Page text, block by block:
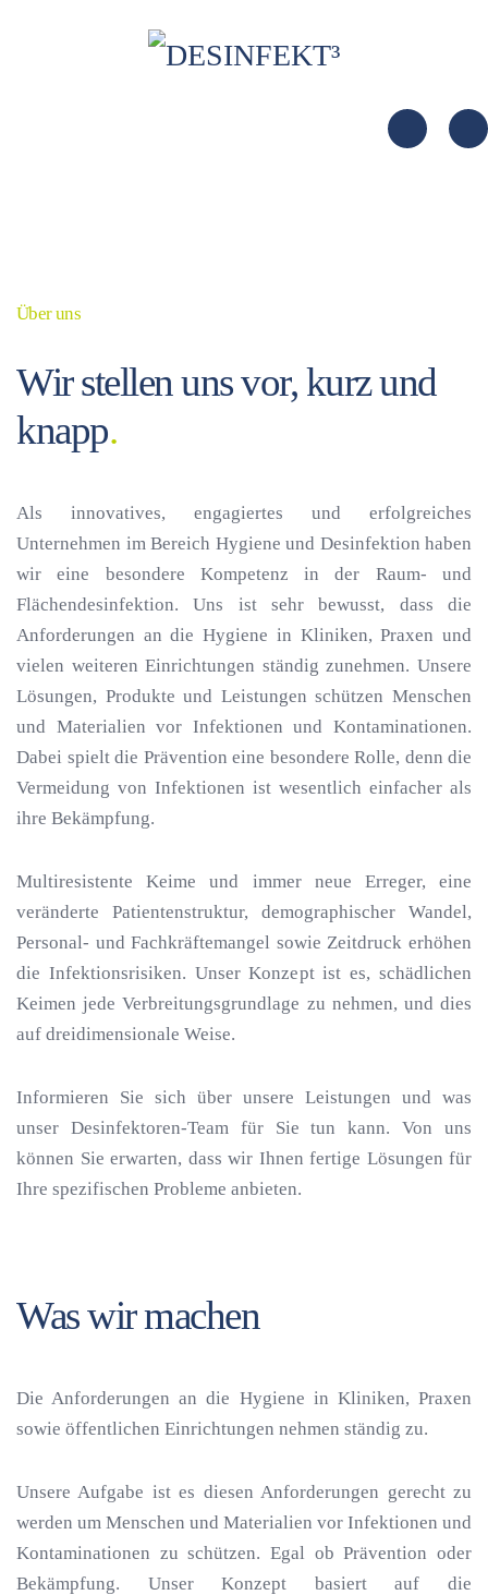
Über uns
Wir stellen uns vor, kurz und
knapp.
Als innovatives, engagiertes und erfolgreiches
Unternehmen im Bereich Hygiene und Desinfektion haben
wir eine besondere Kompetenz in der Raum- und
Flächendesinfektion. Uns ist sehr bewusst, dass die
Anforderungen an die Hygiene in Kliniken, Praxen und
vielen weiteren Einrichtungen ständig zunehmen. Unsere
Lösungen, Produkte und Leistungen schützen Menschen
und Materialien vor Infektionen und Kontaminationen.
Dabei spielt die Prävention eine besondere Rolle, denn die
Vermeidung von Infektionen ist wesentlich einfacher als
ihre Bekämpfung.
Multiresistente Keime und immer neue Erreger, eine
veränderte Patientenstruktur, demographischer Wandel,
Personal- und Fachkräftemangel sowie Zeitdruck erhöhen
die Infektionsrisiken. Unser Konzept ist es, schädlichen
Keimen jede Verbreitungsgrundlage zu nehmen, und dies
auf dreidimensionale Weise.
Informieren Sie sich über unsere Leistungen und was
unser Desinfektoren-Team für Sie tun kann. Von uns
können Sie erwarten, dass wir Ihnen fertige Lösungen für
Ihre spezifischen Probleme anbieten.
Was wir machen
Die Anforderungen an die Hygiene in Kliniken, Praxen
sowie öffentlichen Einrichtungen nehmen ständig zu.
Unsere Aufgabe ist es diesen Anforderungen gerecht zu
werden um Menschen und Materialien vor Infektionen und
Kontaminationen zu schützen. Egal ob Prävention oder
Bekämpfung. Unser Konzept basiert auf die